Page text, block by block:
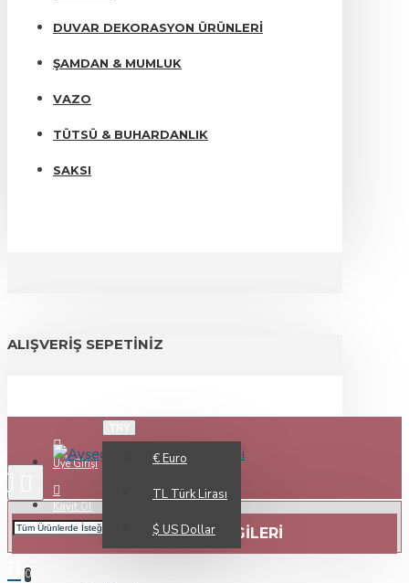
DUVAR DEKORASYON ÜRÜNLERI
ŞAMDAN & MUMLUK
VAZO
TÜTSÜ & BUHARDANLIK
SAKSI
ALIŞVERIŞ SEPETINIZ
Üye Girişi
Kayıt Ol
€ Euro
TL Türk Lirası
$ US Dollar
0
TESLIMAT BILGILERI